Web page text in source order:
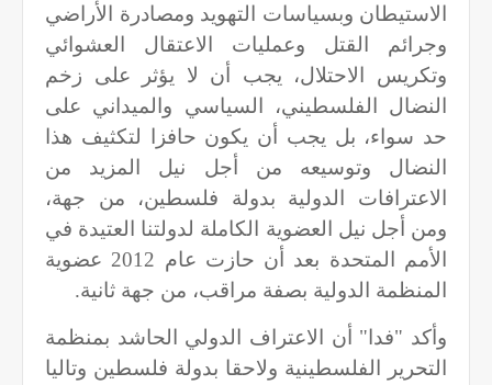
الاستيطان وبسياسات التهويد ومصادرة الأراضي
وجرائم القتل وعمليات الاعتقال العشوائي
وتكريس الاحتلال، يجب أن لا يؤثر على زخم
النضال الفلسطيني، السياسي والميداني على
حد سواء، بل يجب أن يكون حافزا لتكثيف هذا
النضال وتوسيعه من أجل نيل المزيد من
الاعترافات الدولية بدولة فلسطين، من جهة،
ومن أجل نيل العضوية الكاملة لدولتنا العتيدة في
الأمم المتحدة بعد أن حازت عام 2012 عضوية
المنظمة الدولية بصفة مراقب، من جهة ثانية.
وأكد "فدا" أن الاعتراف الدولي الحاشد بمنظمة
التحرير الفلسطينية ولاحقا بدولة فلسطين وتاليا